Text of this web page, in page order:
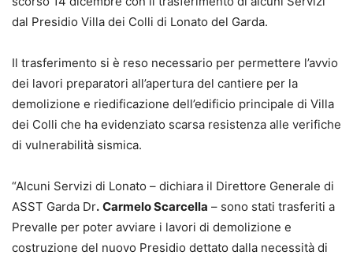
dal Presidio Villa dei Colli di Lonato del Garda.
Il trasferimento si è reso necessario per permettere l’avvio
dei lavori preparatori all’apertura del cantiere per la
demolizione e riedificazione dell’edificio principale di Villa
dei Colli che ha evidenziato scarsa resistenza alle verifiche
di vulnerabilità sismica.
“Alcuni Servizi di Lonato – dichiara il Direttore Generale di
ASST Garda Dr. Carmelo Scarcella – sono stati trasferiti a
Prevalle per poter avviare i lavori di demolizione e
costruzione del nuovo Presidio dettato dalla necessità di